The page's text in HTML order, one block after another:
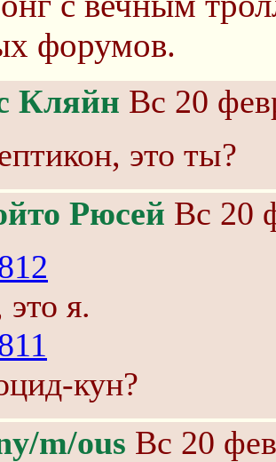
форумов.
Кляйн Вс 20
это ты?
Рюсей Вс 20
я.
кун?
m/ous Вс 20